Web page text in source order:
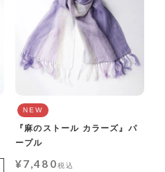
NEW
『麻のストール カラーズ』パ
ープル
¥7,480税込